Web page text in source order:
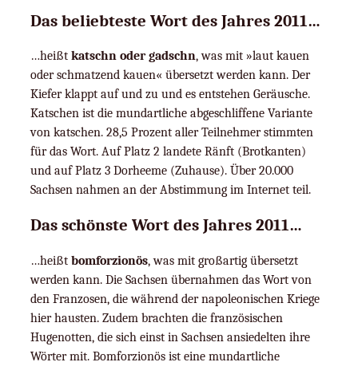
Das beliebteste Wort des Jahres 2011…
…heißt katschn oder gadschn, was mit »laut kauen
oder schmatzend kauen« übersetzt werden kann. Der
Kiefer klappt auf und zu und es entstehen Geräusche.
Katschen ist die mundartliche abgeschliffene Variante
von katschen. 28,5 Prozent aller Teilnehmer stimmten
für das Wort. Auf Platz 2 landete Ränft (Brotkanten)
und auf Platz 3 Dorheeme (Zuhause). Über 20.000
Sachsen nahmen an der Abstimmung im Internet teil.
Das schönste Wort des Jahres 2011…
…heißt bomforzionös, was mit großartig übersetzt
werden kann. Die Sachsen übernahmen das Wort von
den Franzosen, die während der napoleonischen Kriege
hier hausten. Zudem brachten die französischen
Hugenotten, die sich einst in Sachsen ansiedelten ihre
Wörter mit. Bomforzionös ist eine mundartliche